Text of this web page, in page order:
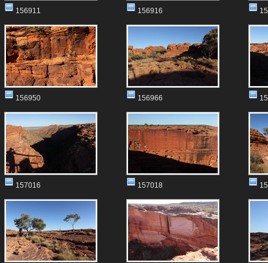
156911 156916
156950 156966
157016 157018